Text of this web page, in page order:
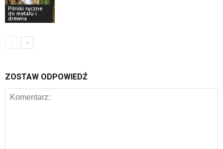
Pilniki ręczne
do metalu i
drewna
ZOSTAW ODPOWIEDŹ